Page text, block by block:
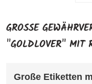
GROSSE
GOLDLOVER" MIT
Große Etiketten